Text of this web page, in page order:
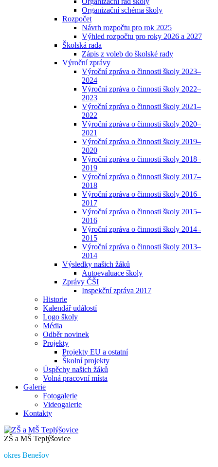
Organizační schéma školy
Rozpočet
Návrh rozpočtu pro rok 2025
Výhled rozpočtu pro roky 2026 a 2027
Školská rada
Zápis z voleb do školské rady
Výroční zprávy
Výroční zpráva o činnosti školy 2023–
2024
Výroční zpráva o činnosti školy 2022–
2023
Výroční zpráva o činnosti školy 2021–
2022
Výroční zpráva o činnosti školy 2020–
2021
Výroční zpráva o činnosti školy 2019–
2020
Výroční zpráva o činnosti školy 2018–
2019
Výroční zpráva o činnosti školy 2017–
2018
Výroční zpráva o činnosti školy 2016–
2017
Výroční zpráva o činnosti školy 2015–
2016
Výroční zpráva o činnosti školy 2014–
2015
Výroční zpráva o činnosti školy 2013–
2014
Výsledky našich žáků
Autoevaluace školy
Zprávy ČŠI
Inspekční zpráva 2017
Historie
Kalendář událostí
Logo školy
Média
Odběr novinek
Projekty
Projekty EU a ostatní
Školní projekty
Úspěchy našich žáků
Volná pracovní místa
Galerie
Fotogalerie
Videogalerie
Kontakty
ZŠ a MŠ Teplýšovice
okres Benešov